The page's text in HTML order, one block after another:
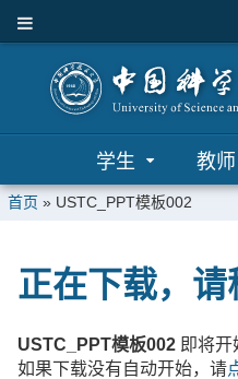
学生 教师
首页 » USTC_PPT模板002
正在下载，
USTC_PPT模板002 即将
如果下载没有自动开始，请